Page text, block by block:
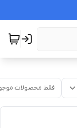
فقط محصولات